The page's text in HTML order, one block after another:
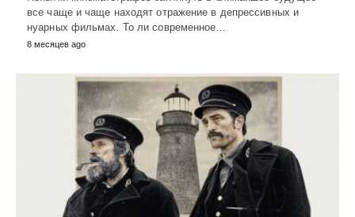
все чаще и чаще находят отражение в депрессивных и
нуарных фильмах. То ли современное…
8 месяцев ago